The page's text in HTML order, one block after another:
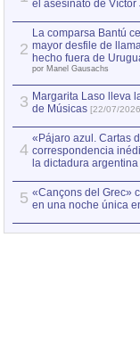
el asesinato de Víctor
2
La comparsa Bantú
mayor desfile de
hecho fuera de
por Manel Gausachs
3 Margarita Laso lleva
de Músicas [22/07/
4
«Pájaro azul. Cartas
correspondencia
la dictadura argentina
5 «Cançons del Grec»
en una noche única